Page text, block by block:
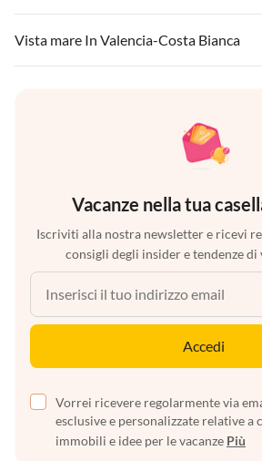
Vista mare In Valencia-Costa Bianca
Vacanze nella tua
Iscriviti alla nostra newsletter e ricevi
consigli degli insider e tendenze di
Accedi
Vorrei ricevere regolarmente via
esclusive e personalizzate relative a
immobili e idee per le vacanze Più